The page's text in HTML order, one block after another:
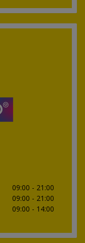
09:00 - 21:00
09:00 - 21:00
09:00 - 14:00